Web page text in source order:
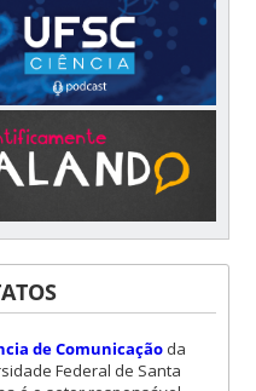
de Comunicaçãoda
Federal de Santa